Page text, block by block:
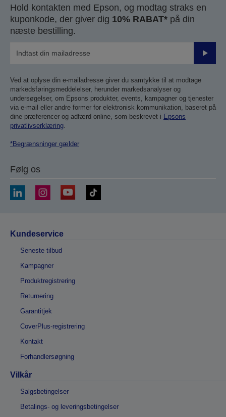
Hold kontakten med Epson, og modtag straks en
kuponkode, der giver dig 10% RABAT* på din
næste bestilling.
Send
Ved at oplyse din e-mailadresse giver du samtykke til at modtage
markedsføringsmeddelelser, herunder markedsanalyser og
undersøgelser, om Epsons produkter, events, kampagner og tjenester
via e-mail eller andre former for elektronisk kommunikation, baseret på
dine præferencer og adfærd online, som beskrevet i Epsons
privatlivserklæring
*Begrænsninger gælder
Følg os
Kundeservice
Seneste tilbud
Kampagner
Produktregistrering
Returnering
Garantitjek
CoverPlus-registrering
Kontakt
Forhandlersøgning
Vilkår
Salgsbetingelser
Betalings- og leveringsbetingelser